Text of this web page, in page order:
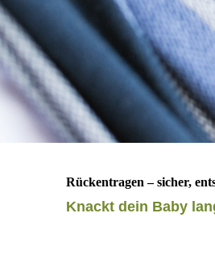
Rückentragen – sicher,
Knackt dein Baby